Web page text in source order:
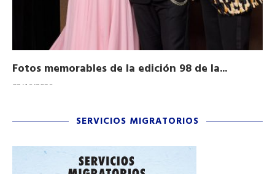
Fotos memorables de la edición 98 de la...
03/16/2026
SERVICIOS MIGRATORIOS